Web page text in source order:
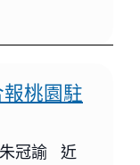
桃園駐
朱冠諭 近